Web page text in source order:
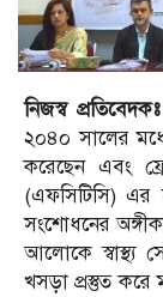
নিজস্ব প্রতিবেদকঃ
২০৪০ সালের
করেছেন এবং
(এফসিটিসি) এর
সংশোধনের
আলোকে স্বাস্থ্য
খসড়া প্রস্তুত করে